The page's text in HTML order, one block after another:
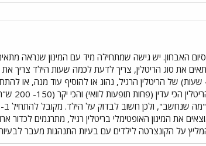
את סוג הריטלין, צריך לדעת לכמה שעות הילד צריך
על הקונצרטה לילדים עם בעיות התנהגות מעבר